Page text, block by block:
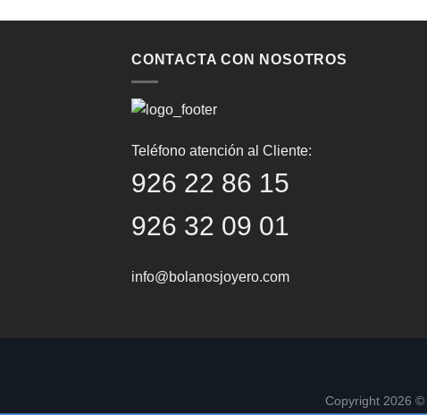
CONTACTA CON NOSOTROS
Teléfono atención al Cliente:
926 22 86 15
926 32 09 01
info@bolanosjoyero.com
Copyright 2026 ©